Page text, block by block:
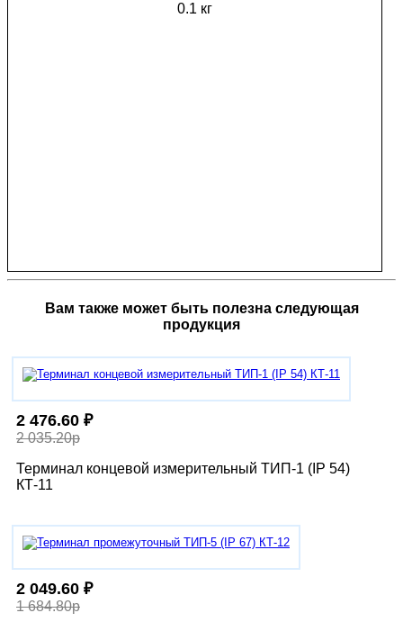
0.1 кг
Вам также может быть полезна следующая
продукция
2 476.60 ₽
2 035.20р
Терминал концевой измерительный ТИП-1 (IP 54)
КТ-11
2 049.60 ₽
1 684.80р